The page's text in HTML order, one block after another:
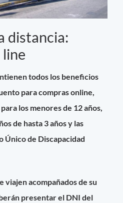
distancia:
todos los beneficios
para compras online,
los menores de 12 años,
de hasta 3 años y las
Único de Discapacidad
viajen acompañados de su
presentar el DNI del